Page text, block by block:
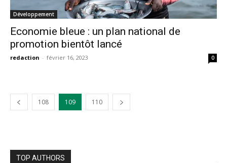
Développement
Economie bleue : un plan national de
promotion bientôt lancé
redaction - février 16, 2023 0
108 109 110
TOP AUTHORS